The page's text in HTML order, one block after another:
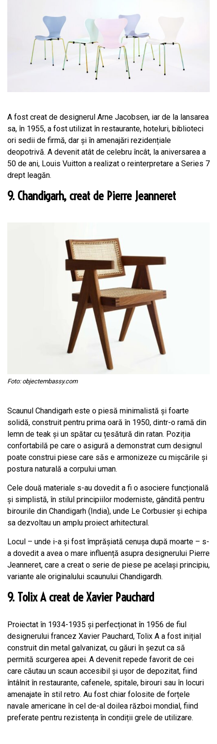
A fost creat de designerul Arne Jacobsen, iar de la lansarea
sa, în 1955, a fost utilizat în restaurante, hoteluri, biblioteci
ori sedii de firmă, dar și în amenajări rezidențiale
deopotrivă. A devenit atât de celebru încât, la aniversarea a
50 de ani, Louis Vuitton a realizat o reinterpretare a Series 7
drept leagăn.
9. Chandigarh, creat de Pierre Jeanneret
Foto: objectembassy.com
Scaunul Chandigarh este o piesă minimalistă și foarte
solidă, construit pentru prima oară în 1950, dintr-o ramă din
lemn de teak și un spătar cu țesătură din ratan. Poziția
confortabilă pe care o asigură a demonstrat cum designul
poate construi piese care săs e armonizeze cu mișcările și
postura naturală a corpului uman.
Cele două materiale s-au dovedit a fi o asociere funcțională
și simplistă, în stilul principiilor moderniste, gândită pentru
birourile din Chandigarh (India), unde Le Corbusier și echipa
sa dezvoltau un amplu proiect arhitectural.
Locul – unde i-a și fost împrășiată cenușa după moarte – s-
a dovedit a avea o mare influență asupra designerului Pierre
Jeanneret, care a creat o serie de piese pe același principiu,
variante ale originalului scaunului Chandigardh.
9. Tolix A creat de Xavier Pauchard
Proiectat în 1934-1935 și perfecționat în 1956 de fiul
designerului francez Xavier Pauchard, Tolix A a fost inițial
construit din metal galvanizat, cu găuri în șezut ca să
permită scurgerea apei. A devenit repede favorit de cei
care căutau un scaun accesibil și ușor de depozitat, fiind
întâlnit în restaurante, cafenele, spitale, birouri sau în locuri
amenajate în stil retro. Au fost chiar folosite de forțele
navale americane în cel de-al doilea război mondial, fiind
preferate pentru rezistența în condiții grele de utilizare.